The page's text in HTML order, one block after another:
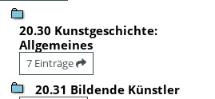
20.30 Kunstgeschichte:
Allgemeines
7 Einträge
20.31 Bildende Künstler